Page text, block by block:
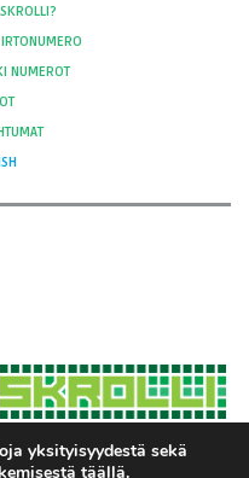
NUMEROT
yksityisyydestä sekä
täällä.